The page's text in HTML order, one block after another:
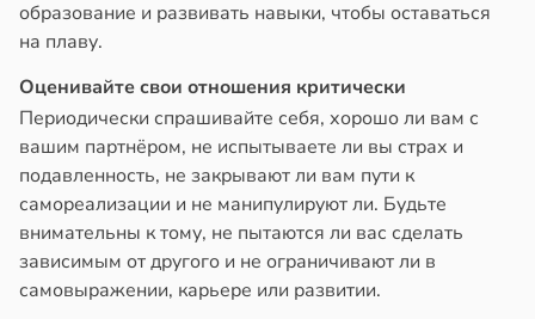
образование и развивать навыки, чтобы оставаться
на плаву.
Оценивайте свои отношения критически
Периодически спрашивайте себя, хорошо ли вам с
вашим партнёром, не испытываете ли вы страх и
подавленность, не закрывают ли вам пути к
самореализации и не манипулируют ли. Будьте
внимательны к тому, не пытаются ли вас сделать
зависимым от другого и не ограничивают ли в
самовыражении, карьере или развитии.